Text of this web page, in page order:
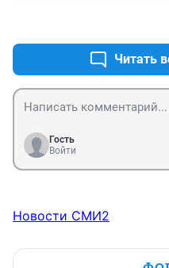
Читать
Гость
Войти
Новости СМИ2